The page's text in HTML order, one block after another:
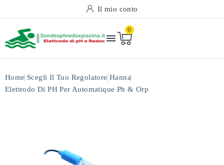
Il mio conto

0
Home Scegli Il Tuo Regolatore Hanna
Elettrodo Di PH Per Automatique Ph & Orp